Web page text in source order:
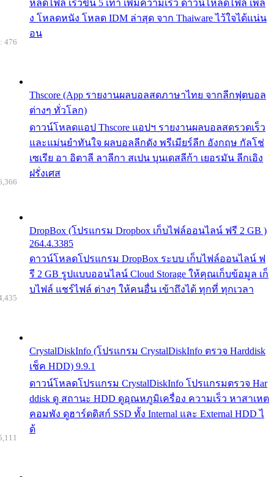
หลดไฟล์ เร็วขึ้น 5 เท่า เพิ่มความเร็ว ดาวน์โหลดไฟล์ เพล
ง โหลดหนัง โหลด IDM ล่าสุด จาก Thaiware ไว้ใจได้แน่น
อน
Thscore (App รายงานผลบอลสดภาษาไทย จากลีกฟุตบอล
ต่างๆ ทั่วโลก)
ดาวน์โหลดแอป Thscore แอปฯ รายงานผลบอลสดรวดเร็ว
และแม่นยำทันใจ ผลบอลลีกดัง พรีเมียร์ลีก อังกฤษ กัลโช่
เซเรีย อา อิตาลี ลาลีกา สเปน บุนเดสลีก้า เยอรมัน ลีกเอิง
ฝรั่งเศส
476
DropBox (โปรแกรม Dropbox เก็บไฟล์ออนไลน์ ฟรี 2 GB )
264.4.3385
ดาวน์โหลดโปรแกรม DropBox ระบบ เก็บไฟล์ออนไลน์ ฟ
รี 2 GB รูปแบบออนไลน์ Cloud Storage ให้คุณเก็บข้อมูล เก็
บไฟล์ แชร์ไฟล์ ต่างๆ ให้คนอื่น เข้าถึงได้ ทุกที่ ทุกเวลา
CrystalDiskInfo (โปรแกรม CrystalDiskInfo ตรวจ Harddisk
เช็ค HDD) 9.9.1
ดาวน์โหลดโปรแกรม CrystalDiskInfo โปรแกรมตรวจ Har
ddisk ดู สถานะ HDD ดูอุณหภูมิเครื่อง ความเร็ว หาสาเหต
คอมพัง ดูฮาร์ดดิสก์ SSD ทั้ง Internal และ External HDD ไ
ด้